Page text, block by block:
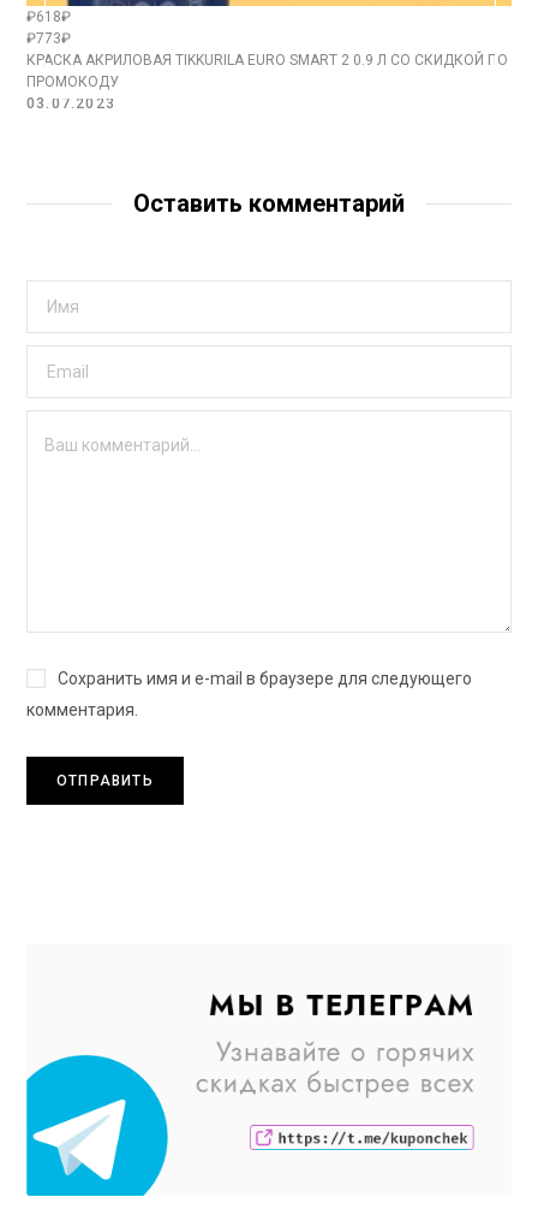
₽618₽
₽773₽
КРАСКА АКРИЛОВАЯ TIKKURILA EURO SMART 2 0.9 Л СО СКИДКОЙ ПО
ПРОМОКОДУ
03.07.2023
Оставить комментарий
Сохранить имя и e-mail в браузере для следующего
комментария.